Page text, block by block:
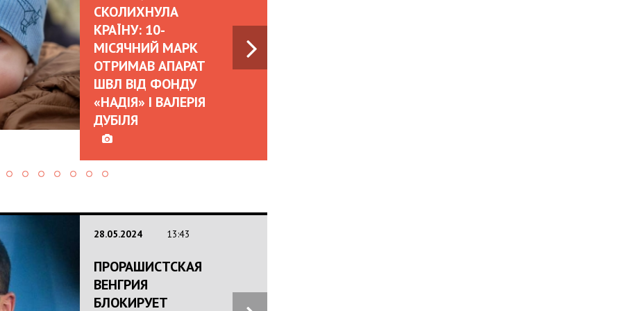
СКОЛИХНУЛА
КРАЇНУ: 10-
МІСЯЧНИЙ МАРК
ОТРИМАВ АПАРАТ
ШВЛ ВІД ФОНДУ
«НАДІЯ» І ВАЛЕРІЯ
ДУБІЛЯ
28.05.2024 13:43
ПРОРАШИСТСКАЯ
ВЕНГРИЯ
БЛОКИРУЕТ